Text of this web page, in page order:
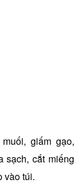
giấm gạo,
sạch, cắt miếng
vào túi.